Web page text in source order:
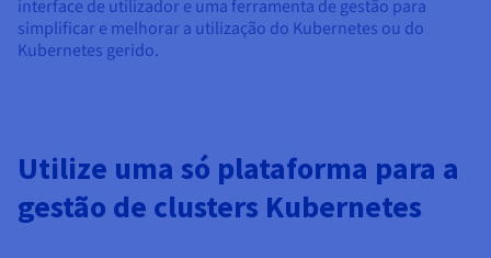
interface de utilizador e uma ferramenta de gestão para
simplificar e melhorar a utilização do Kubernetes ou do
Kubernetes gerido.
Utilize uma só plataforma para a
gestão de clusters Kubernetes